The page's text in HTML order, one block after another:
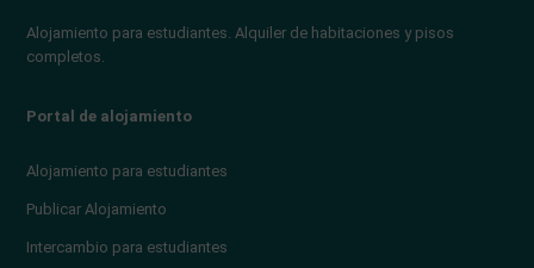
Alojamiento para estudiantes. Alquiler de habitaciones y pisos
completos.
Portal de alojamiento
Alojamiento para estudiantes
Publicar Alojamiento
Intercambio para estudiantes